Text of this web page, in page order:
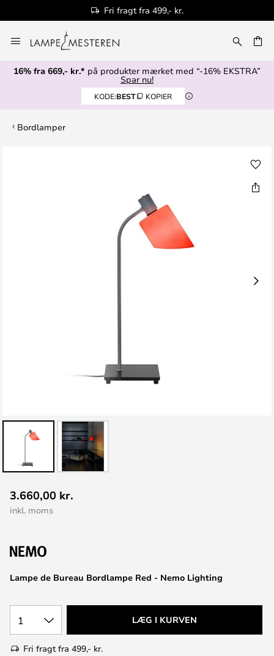
Fri fragt fra 499,- kr.
to
Content
16% fra 669,- kr.* på produkter mærket med “-16% EKSTRA”
Spar nu!
KODE:BEST KOPIER
Bordlamper
til
starten
billedgalleriet
Lampe de Bureau Bordlampe Red - Nemo Lighting
3.660,00 kr.
inkl. moms
1 LÆG I KURVEN
Fri fragt fra 499,- kr.